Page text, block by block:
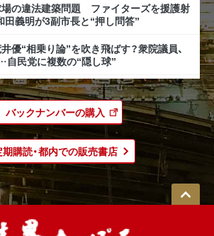
の違法建築問題 ファイターズを援護射
田義明が3副市長と“押し問答”
優“相乗り論”を吹き飛ばす？衆院議員、
民党に複数の“隠し球”
バックナンバーの購入
期購読・都内での販売書店